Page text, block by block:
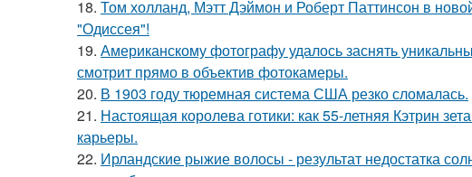
18. Том холланд, Мэтт Дэймон и Роберт Паттинсон в
"Одиссея"!
19. Американскому фотографу удалось заснять
смотрит прямо в объектив фотокамеры.
20. В 1903 году тюремная система США резко сломалась.
21. Настоящая королева готики: как 55-летняя Кэтрин
карьеры.
22. Ирландские рыжие волосы - результат недостатка